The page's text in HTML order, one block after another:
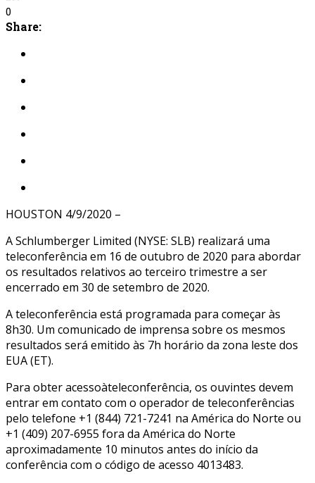
0
Share:
HOUSTON 4/9/2020 –
A Schlumberger Limited (NYSE: SLB) realizará uma
teleconferência em 16 de outubro de 2020 para abordar
os resultados relativos ao terceiro trimestre a ser
encerrado em 30 de setembro de 2020.
A teleconferência está programada para começar às
8h30. Um comunicado de imprensa sobre os mesmos
resultados será emitido às 7h horário da zona leste dos
EUA (ET).
Para obter acessoàteleconferência, os ouvintes devem
entrar em contato com o operador de teleconferências
pelo telefone +1 (844) 721-7241 na América do Norte ou
+1 (409) 207-6955 fora da América do Norte
aproximadamente 10 minutos antes do início da
conferência com o código de acesso 4013483.